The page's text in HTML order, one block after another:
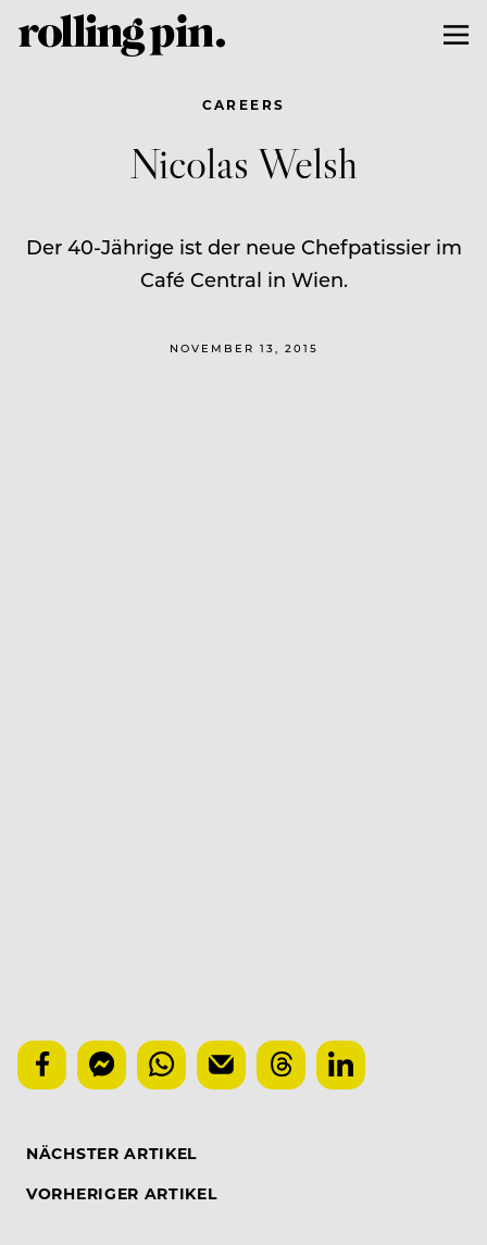
CAREERS
Nicolas Welsh
Der 40-Jährige ist der neue Chefpatissier im
Café Central in Wien.
NOVEMBER 13, 2015
NÄCHSTER ARTIKEL
VORHERIGER ARTIKEL